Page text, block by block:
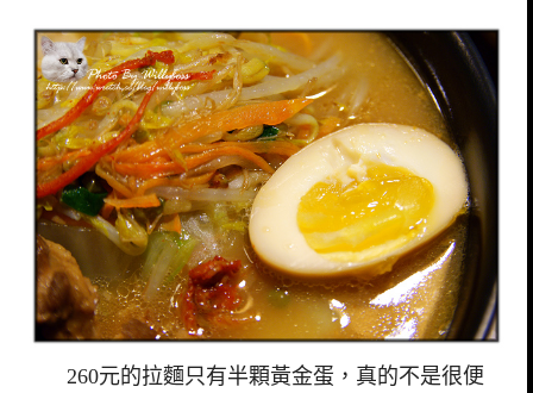
260元的拉麵只有半顆黃金蛋，真的不是很便